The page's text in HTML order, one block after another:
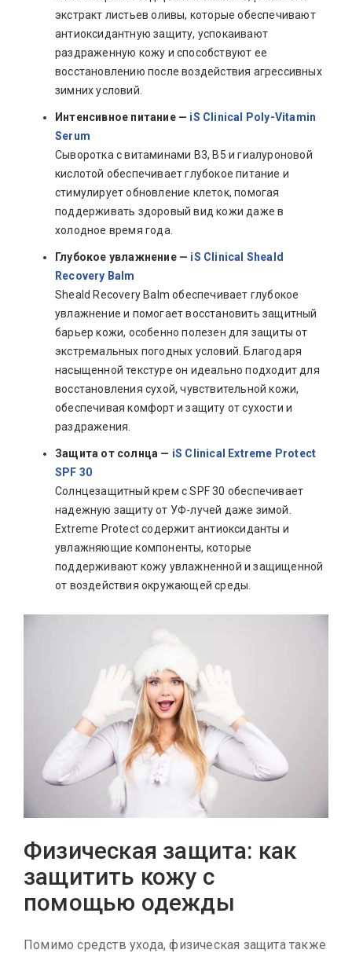
экстракт листьев оливы, которые обеспечивают
антиоксидантную защиту, успокаивают
раздраженную кожу и способствуют ее
восстановлению после воздействия агрессивных
зимних условий.
Интенсивное питание — iS Clinical Poly-Vitamin
Serum
Сыворотка с витаминами B3, B5 и гиалуроновой
кислотой обеспечивает глубокое питание и
стимулирует обновление клеток, помогая
поддерживать здоровый вид кожи даже в
холодное время года.
Глубокое увлажнение — iS Clinical Sheald
Recovery Balm
Sheald Recovery Balm обеспечивает глубокое
увлажнение и помогает восстановить защитный
барьер кожи, особенно полезен для защиты от
экстремальных погодных условий. Благодаря
насыщенной текстуре он идеально подходит для
восстановления сухой, чувствительной кожи,
обеспечивая комфорт и защиту от сухости и
раздражения.
Защита от солнца — iS Clinical Extreme Protect
SPF 30
Солнцезащитный крем с SPF 30 обеспечивает
надежную защиту от УФ-лучей даже зимой.
Extreme Protect содержит антиоксиданты и
увлажняющие компоненты, которые
поддерживают кожу увлажненной и защищенной
от воздействия окружающей среды.
Физическая защита: как
защитить кожу с
помощью одежды
Помимо средств ухода, физическая защита также